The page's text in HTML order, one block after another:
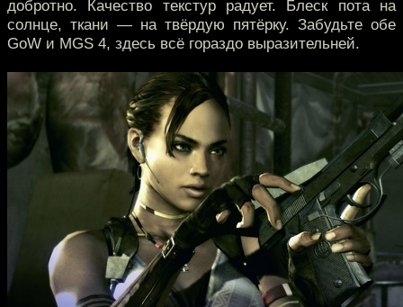
добротно. Качество текстур радует. Блеск пота на
солнце, ткани — на твёрдую пятёрку. Забудьте обе
GoW и MGS 4, здесь всё гораздо выразительней.